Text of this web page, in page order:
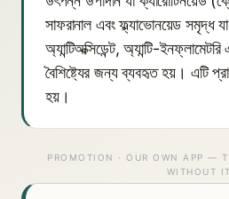
সাফরানাল এবং ফ্ল্যাভোনয়েড সমৃদ্ধ
অ্যান্টিঅক্সিডেন্ট, অ্যান্টি-
বৈশিষ্ট্যের জন্য ব্যবহৃত হয়। এটি
হয়।
PROMOTION · OUR OWN APP —
WITHOUT IT